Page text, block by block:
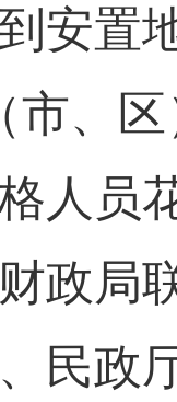
安置
市、
人员
政局
民政